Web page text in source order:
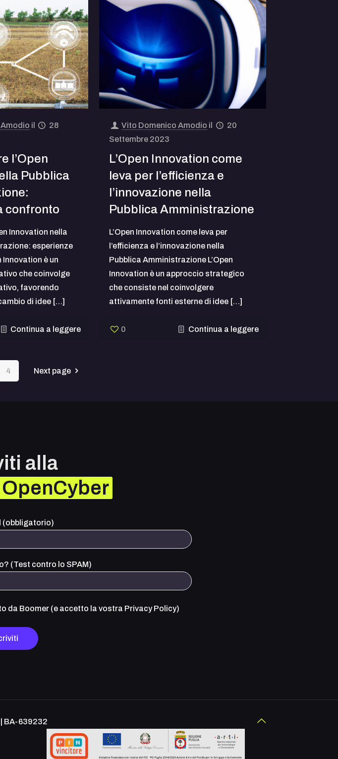
il
28
l’Open
Pubblica
confronto
Innovation nella
esperienze
Innovation è un
che coinvolge
favorendo
di idee […]
Continua a leggere
Vito Domenico Amodio il
20
Settembre 2023
L’Open Innovation come
leva per l’efficienza e
l’innovazione nella
Pubblica Amministrazione
L’Open Innovation come leva per
l’efficienza e l’innovazione nella
Pubblica Amministrazione L’Open
Innovation è un approccio strategico
che consiste nel coinvolgere
attivamente fonti esterne di idee[…]
0 Continua a leggere
4 Next page
alla
(obbligatorio)
(Test contro lo SPAM)
da Boomer (e accetto la vostra Privacy Policy)
BA-639232